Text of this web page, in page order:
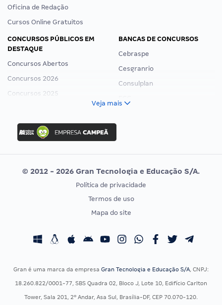
Oficina de Redação
Cursos Online Gratuitos
CONCURSOS PÚBLICOS EM
DESTAQUE
Concursos Abertos
Concursos 2026
Concursos 2025
Concurso Ibama
Concurso MPU
Editais publicados
BANCAS DE CONCURSOS
Cebraspe
Cesgranrio
Consulplan
Vunesp
CONCURSOS POR PROFISSÃO
Concursos Fiscais
Concursos Saúde
EXAME DE ORDEM
Calendário OAB
Veja mais
© 2012 - 2026 Gran Tecnologia e Educação S/A.
Política de privacidade
Termos de uso
Mapa do site
Gran é uma marca da empresa Gran Tecnologia e Educação S/A, CNPJ:
18.260.822/0001-77, SBS Quadra 02, Bloco J, Lote 10, Edifício Carlton
Tower, Sala 201, 2º Andar, Asa Sul, Brasília-DF, CEP 70.070-120.